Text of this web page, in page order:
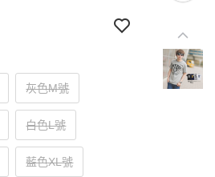
灰色M號
白色L號
藍色XL號